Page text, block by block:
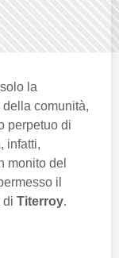
la
comunità,
perpetuo di
infatti,
monito del
il
di Titerroy.